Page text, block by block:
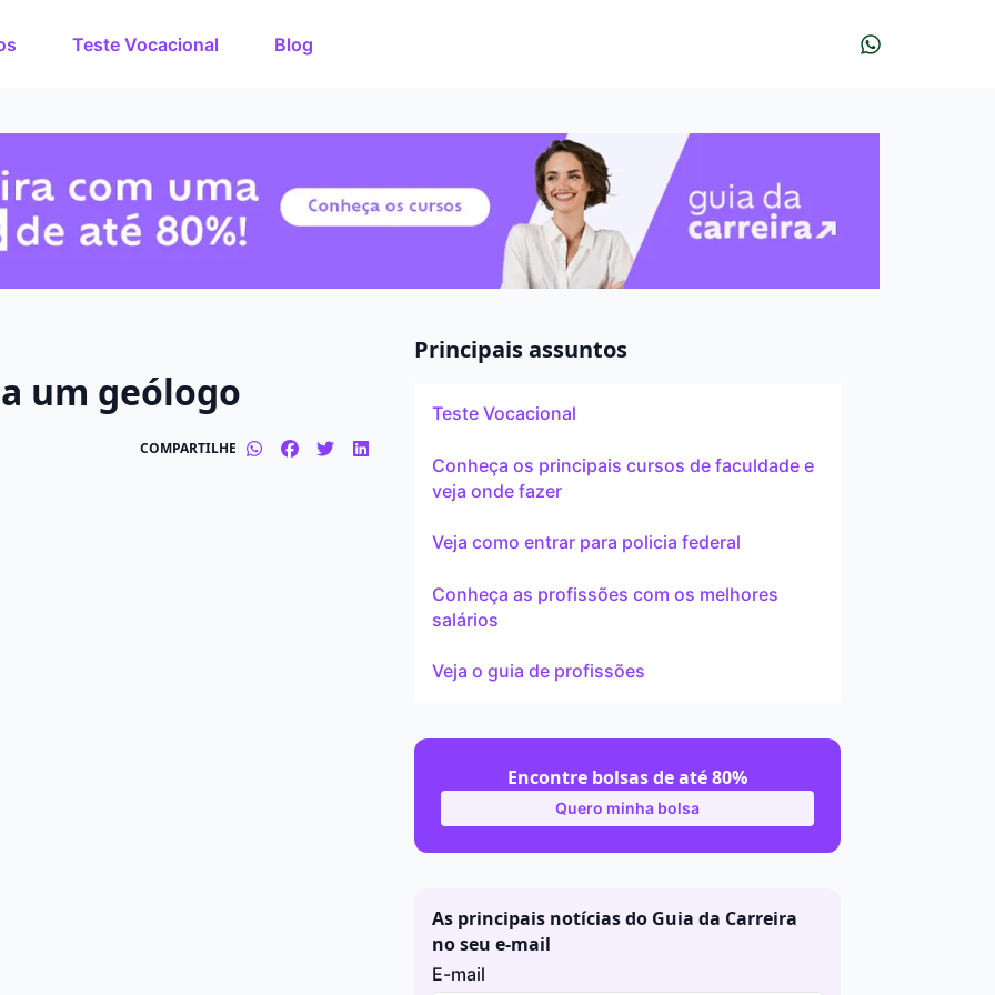
Teste Vocacional Blog
um geólogo
COMPARTILHE
Principais assuntos
Teste Vocacional
Conheça os principais cursos de faculdade e
veja onde fazer
Veja como entrar para policia federal
Conheça as profissões com os melhores
salários
Veja o guia de profissões
Encontre bolsas de até 80%
Quero minha bolsa
dos
estudos de até 80%
O que você quer estudar?
Em que cidade quer estudar?
As principais notícias do Guia da Carreira
no seu e-mail
E-mail